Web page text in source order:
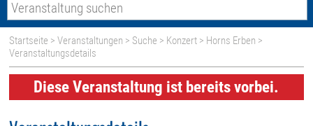
Startseite >Veranstaltungen > Suche > Konzert > Horns Erben >
Veranstaltungsdetails
Diese Veranstaltung ist bereits vorbei.